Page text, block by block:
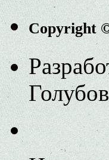
Copyright